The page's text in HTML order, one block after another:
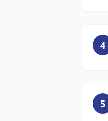
4
5